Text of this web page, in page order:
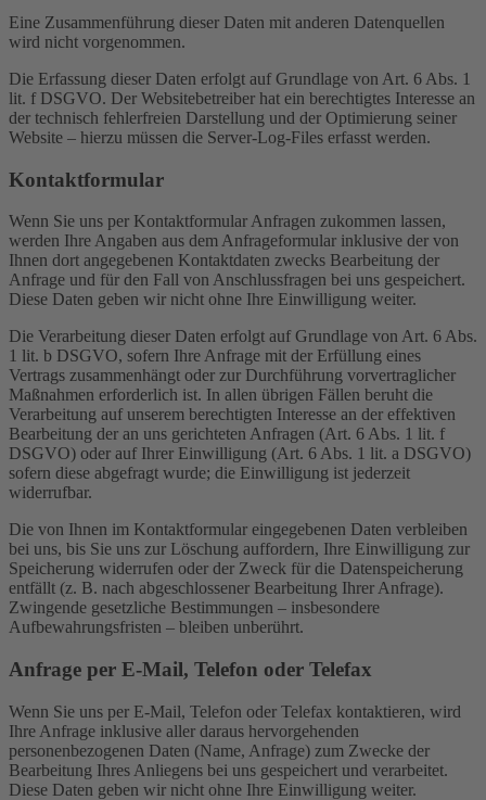
Eine Zusammenführung dieser Daten mit anderen Datenquellen
wird nicht vorgenommen.
Die Erfassung dieser Daten erfolgt auf Grundlage von Art. 6 Abs. 1
lit. f DSGVO. Der Websitebetreiber hat ein berechtigtes Interesse an
der technisch fehlerfreien Darstellung und der Optimierung seiner
Website – hierzu müssen die Server-Log-Files erfasst werden.
Kontaktformular
Wenn Sie uns per Kontaktformular Anfragen zukommen lassen,
werden Ihre Angaben aus dem Anfrageformular inklusive der von
Ihnen dort angegebenen Kontaktdaten zwecks Bearbeitung der
Anfrage und für den Fall von Anschlussfragen bei uns gespeichert.
Diese Daten geben wir nicht ohne Ihre Einwilligung weiter.
Die Verarbeitung dieser Daten erfolgt auf Grundlage von Art. 6 Abs.
1 lit. b DSGVO, sofern Ihre Anfrage mit der Erfüllung eines
Vertrags zusammenhängt oder zur Durchführung vorvertraglicher
Maßnahmen erforderlich ist. In allen übrigen Fällen beruht die
Verarbeitung auf unserem berechtigten Interesse an der effektiven
Bearbeitung der an uns gerichteten Anfragen (Art. 6 Abs. 1 lit. f
DSGVO) oder auf Ihrer Einwilligung (Art. 6 Abs. 1 lit. a DSGVO)
sofern diese abgefragt wurde; die Einwilligung ist jederzeit
widerrufbar.
Die von Ihnen im Kontaktformular eingegebenen Daten verbleiben
bei uns, bis Sie uns zur Löschung auffordern, Ihre Einwilligung zur
Speicherung widerrufen oder der Zweck für die Datenspeicherung
entfällt (z. B. nach abgeschlossener Bearbeitung Ihrer Anfrage).
Zwingende gesetzliche Bestimmungen – insbesondere
Aufbewahrungsfristen – bleiben unberührt.
Anfrage per E-Mail, Telefon oder Telefax
Wenn Sie uns per E-Mail, Telefon oder Telefax kontaktieren, wird
Ihre Anfrage inklusive aller daraus hervorgehenden
personenbezogenen Daten (Name, Anfrage) zum Zwecke der
Bearbeitung Ihres Anliegens bei uns gespeichert und verarbeitet.
Diese Daten geben wir nicht ohne Ihre Einwilligung weiter.